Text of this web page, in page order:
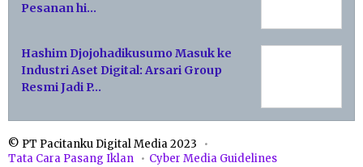
Pesanan hi…
Hashim Djojohadikusumo Masuk ke
Industri Aset Digital: Arsari Group
Resmi Jadi P…
© PT Pacitanku Digital Media 2023
Tata Cara Pasang Iklan
Cyber Media Guidelines